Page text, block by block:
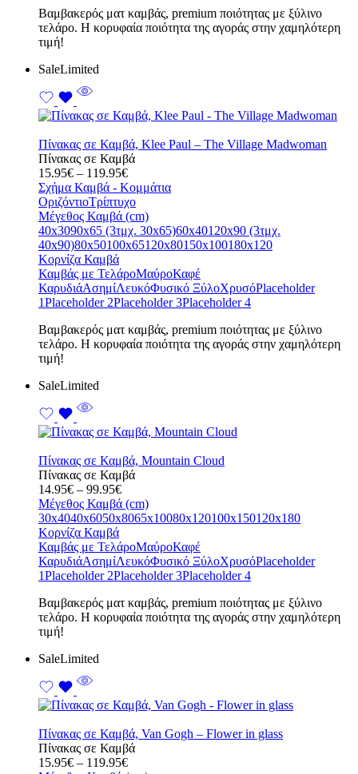
Bαμβακερός ματ καμβάς, premium ποιότητας με ξύλινο
τελάρο. Η κορυφαία ποιότητα της αγοράς στην χαμηλότερη
τιμή!
SaleLimited
Πίνακας σε Καμβά, Klee Paul – The Village Madwoman
Πίνακας σε Καμβά
15.95€ – 119.95€Price
range:
15.95€
through
119.95€
Σχήμα Καμβά - Κομμάτια
ΟριζόντιοΤρίπτυχο
Μέγεθος Καμβά (cm)
40x3090x65 (3τμχ. 30x65)60x40120x90 (3τμχ.
40x90)80x50100x65120x80150x100180x120
Κορνίζα Καμβά
Καμβάς με ΤελάροΜαύροΚαφέ
ΚαρυδιάΑσημίΛευκόΦυσικό ΞύλοΧρυσόPlaceholder
1Placeholder 2Placeholder 3Placeholder 4
Bαμβακερός ματ καμβάς, premium ποιότητας με ξύλινο
τελάρο. Η κορυφαία ποιότητα της αγοράς στην χαμηλότερη
τιμή!
SaleLimited
Πίνακας σε Καμβά, Mountain Cloud
Πίνακας σε Καμβά
14.95€ – 99.95€Price
range:
14.95€
99.95€
Μέγεθος Καμβά (cm)
30x4040x6050x8065x10080x120100x150120x180
Κορνίζα Καμβά
Καμβάς με ΤελάροΜαύροΚαφέ
ΚαρυδιάΑσημίΛευκόΦυσικό ΞύλοΧρυσόPlaceholder
1Placeholder 2Placeholder 3Placeholder 4
Bαμβακερός ματ καμβάς, premium ποιότητας με ξύλινο
τελάρο. Η κορυφαία ποιότητα της αγοράς στην χαμηλότερη
τιμή!
SaleLimited
Πίνακας σε Καμβά, Van Gogh – Flower in glass
Πίνακας σε Καμβά
15.95€ – 119.95€Price